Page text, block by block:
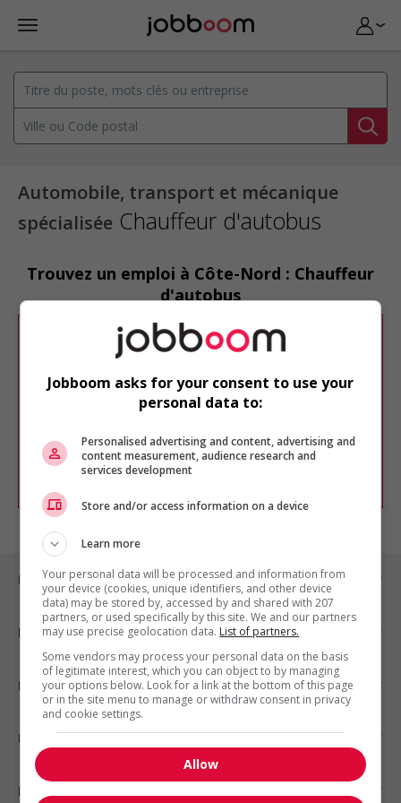
Automobile, transport et mécanique
spécialisée Chauffeur d'autobus
Trouvez un emploi à Côte-Nord : Chauffeur
d'autobus
Désolé, cette recherche n'a produit aucun
résultat.
Veuillez faire une nouvelle recherche.
Vous pouvez en tout temps utiliser nos
chercher un poste selon votre profil
d'intérêt en emploi en vousinscrivant
comme membre Jobboom.
Emplois par ville
Emplois par secteur
Emplois par statut
Emplois par type
Nos suggestions
Jobboom asks for your consent to use your
personal data to:
Personalised advertising and content, advertising and
content measurement, audience research and
services development
Store and/or access information on a device
Learn more
Your personal data will be processed and information from
your device (cookies, unique identifiers, and other device
data) may be stored by, accessed by and shared with 207
partners, or used specifically by this site. We and our partners
may use precise geolocation data. List of partners.
Some vendors may process your personal data on the basis
of legitimate interest, which you can object to by managing
your options below. Look for a link at the bottom of this page
or in the site menu to manage or withdraw consent in privacy
and cookie settings.
Allow